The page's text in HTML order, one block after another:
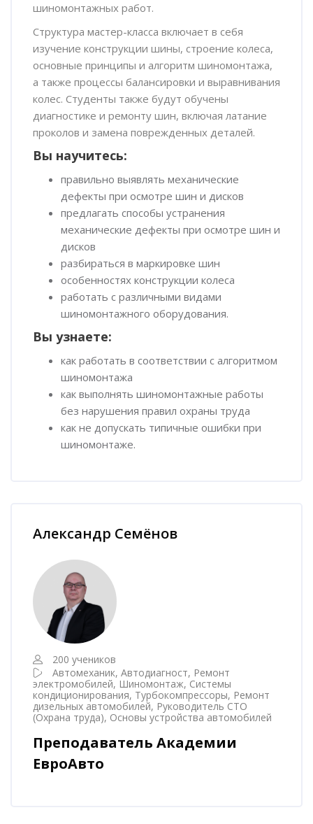
шиномонтажных работ.
Структура мастер-класса включает в себя
изучение конструкции шины, строение колеса,
основные принципы и алгоритм шиномонтажа,
а также процессы балансировки и выравнивания
колес. Студенты также будут обучены
диагностике и ремонту шин, включая латание
проколов и замена поврежденных деталей.
Вы научитесь:
правильно выявлять механические
дефекты при осмотре шин и дисков
предлагать способы устранения
механические дефекты при осмотре шин и
дисков
разбираться в маркировке шин
особенностях конструкции колеса
работать с различными видами
шиномонтажного оборудования.
Вы узнаете:
как работать в соответствии с алгоритмом
шиномонтажа
как выполнять шиномонтажные работы
без нарушения правил охраны труда
как не допускать типичные ошибки при
шиномонтаже.
Александр Семёнов
200 учеников
Автомеханик, Автодиагност, Ремонт
электромобилей, Шиномонтаж, Системы
кондиционирования, Турбокомпрессоры, Ремонт
дизельных автомобилей, Руководитель СТО
(Охрана труда), Основы устройства автомобилей
Преподаватель Академии
ЕвроАвто